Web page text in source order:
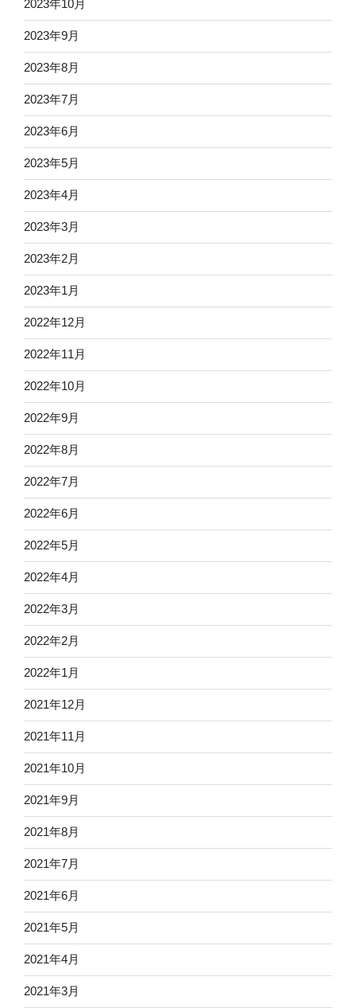
2023年10月
2023年9月
2023年8月
2023年7月
2023年6月
2023年5月
2023年4月
2023年3月
2023年2月
2023年1月
2022年12月
2022年11月
2022年10月
2022年9月
2022年8月
2022年7月
2022年6月
2022年5月
2022年4月
2022年3月
2022年2月
2022年1月
2021年12月
2021年11月
2021年10月
2021年9月
2021年8月
2021年7月
2021年6月
2021年5月
2021年4月
2021年3月